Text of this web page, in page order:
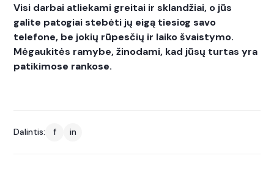
Visi darbai atliekami greitai ir sklandžiai, o jūs
galite patogiai stebėti jų eigą tiesiog savo
telefone, be jokių rūpesčių ir laiko švaistymo.
Mėgaukitės ramybe, žinodami, kad jūsų turtas yra
patikimose rankose.
Dalintis: f in